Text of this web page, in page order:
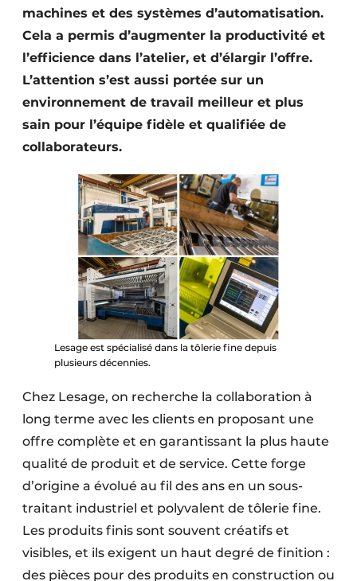
machines et des systèmes d’automatisation.
Cela a permis d’augmenter la productivité et
l’efficience dans l’atelier, et d’élargir l’offre.
L’attention s’est aussi portée sur un
environnement de travail meilleur et plus
sain pour l’équipe fidèle et qualifiée de
collaborateurs.
Lesage est spécialisé dans la tôlerie fine depuis
plusieurs décennies.
Chez Lesage, on recherche la collaboration à
long terme avec les clients en proposant une
offre complète et en garantissant la plus haute
qualité de produit et de service. Cette forge
d’origine a évolué au fil des ans en un sous-
traitant industriel et polyvalent de tôlerie fine.
Les produits finis sont souvent créatifs et
visibles, et ils exigent un haut degré de finition :
des pièces pour des produits en construction ou